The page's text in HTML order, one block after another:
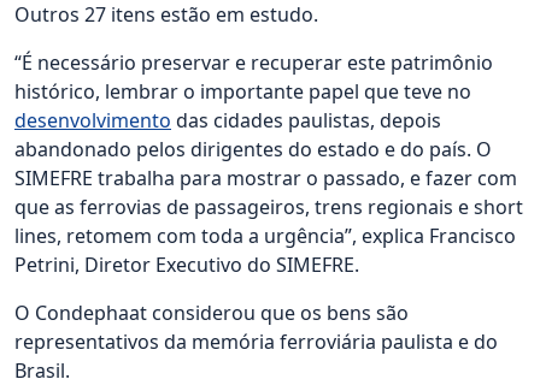
Outros 27 itens estão em estudo.
“É necessário preservar e recuperar este patrimônio
histórico, lembrar o importante papel que teve no
desenvolvimento das cidades paulistas, depois
abandonado pelos dirigentes do estado e do país. O
SIMEFRE trabalha para mostrar o passado, e fazer com
que as ferrovias de passageiros, trens regionais e short
lines, retomem com toda a urgência”, explica Francisco
Petrini, Diretor Executivo do SIMEFRE.
O Condephaat considerou que os bens são
representativos da memória ferroviária paulista e do
Brasil.